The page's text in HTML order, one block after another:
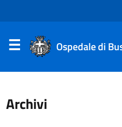
Ospedale di
Archivi